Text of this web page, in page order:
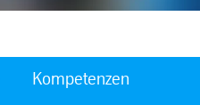
Kompetenzen